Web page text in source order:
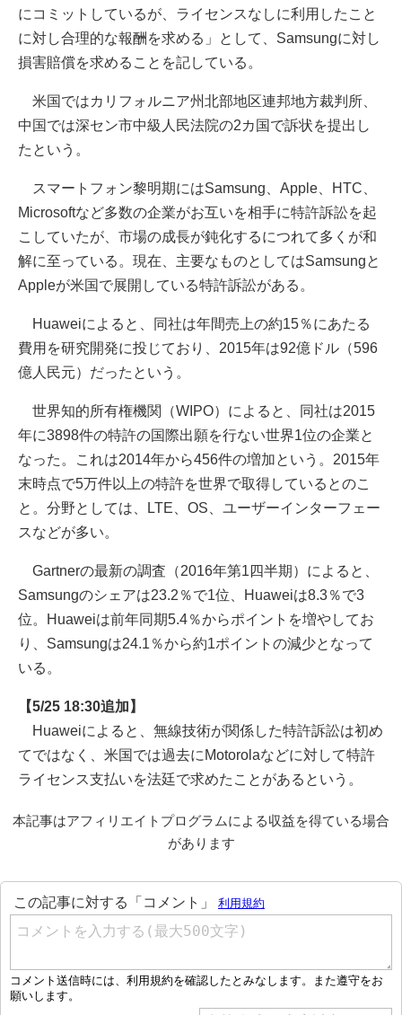
にコミットしているが、ライセンスなしに利用したこと
に対し合理的な報酬を求める」として、Samsungに対し
損害賠償を求めることを記している。
米国ではカリフォルニア州北部地区連邦地方裁判所、
中国では深セン市中級人民法院の2カ国で訴状を提出し
たという。
スマートフォン黎明期にはSamsung、Apple、HTC、
Microsoftなど多数の企業がお互いを相手に特許訴訟を起
こしていたが、市場の成長が鈍化するにつれて多くが和
解に至っている。現在、主要なものとしてはSamsungと
Appleが米国で展開している特許訴訟がある。
Huaweiによると、同社は年間売上の約15％にあたる
費用を研究開発に投じており、2015年は92億ドル（596
億人民元）だったという。
世界知的所有権機関（WIPO）によると、同社は2015
年に3898件の特許の国際出願を行ない世界1位の企業と
なった。これは2014年から456件の増加という。2015年
末時点で5万件以上の特許を世界で取得しているとのこ
と。分野としては、LTE、OS、ユーザーインターフェー
スなどが多い。
Gartnerの最新の調査（2016年第1四半期）によると、
Samsungのシェアは23.2％で1位、Huaweiは8.3％で3
位。Huaweiは前年同期5.4％からポイントを増やしてお
り、Samsungは24.1％から約1ポイントの減少となって
いる。
【5/25 18:30追加】
Huaweiによると、無線技術が関係した特許訴訟は初め
てではなく、米国では過去にMotorolaなどに対して特許
ライセンス支払いを法廷で求めたことがあるという。
本記事はアフィリエイトプログラムによる収益を得ている場合
があります